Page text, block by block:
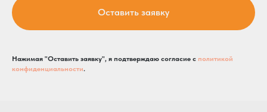
Оставить заявку
Нажимая "Оставить заявку", я подтверждаю согласие с политикой
конфиденциальности.